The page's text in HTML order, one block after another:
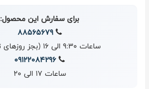
برای سفارش این محصول:
88565679
ساعات 9:30 الی 16 (بجز روزهای تعطیل)
09122084296
ساعات 17 الی 20